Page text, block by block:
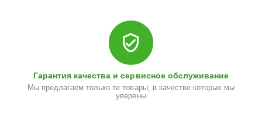
Гарантия качества и сервисное обслуживание
Мы предлагаем только те товары, в качестве которых мы
уверены